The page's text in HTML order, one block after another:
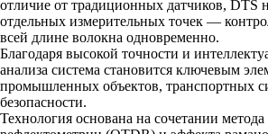
отличие от традиционных датчиков, DTS
отдельных измерительных точек —
всей длине волокна одновременно.
Благодаря высокой точности и
анализа система становится ключевым
промышленных объектов, транспортных
безопасности.
Технология основана на сочетании метода